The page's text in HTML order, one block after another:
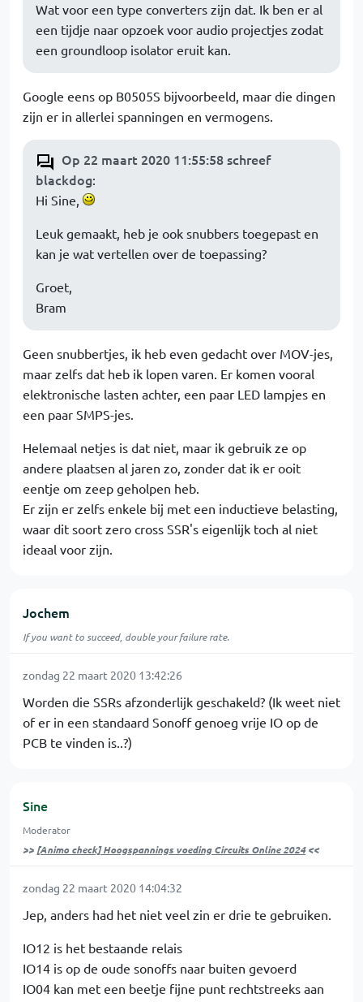
Wat voor een type converters zijn dat. Ik ben er al
een tijdje naar opzoek voor audio projectjes zodat
een groundloop isolator eruit kan.
Google eens op B0505S bijvoorbeeld, maar die dingen
zijn er in allerlei spanningen en vermogens.
Op 22 maart 2020 11:55:58 schreef
blackdog:
Hi Sine,
Leuk gemaakt, heb je ook snubbers toegepast en
kan je wat vertellen over de toepassing?
Groet,
Bram
Geen snubbertjes, ik heb even gedacht over MOV-jes,
maar zelfs dat heb ik lopen varen. Er komen vooral
elektronische lasten achter, een paar LED lampjes en
een paar SMPS-jes.
Helemaal netjes is dat niet, maar ik gebruik ze op
andere plaatsen al jaren zo, zonder dat ik er ooit
eentje om zeep geholpen heb.
Er zijn er zelfs enkele bij met een inductieve belasting,
waar dit soort zero cross SSR's eigenlijk toch al niet
ideaal voor zijn.
Jochem
If you want to succeed, double your failure rate.
zondag 22 maart 2020 13:42:26
Worden die SSRs afzonderlijk geschakeld? (Ik weet niet
of er in een standaard Sonoff genoeg vrije IO op de
PCB te vinden is..?)
Sine
Moderator
>> [Animo check] Hoogspannings voeding Circuits Online 2024<<
zondag 22 maart 2020 14:04:32
Jep, anders had het niet veel zin er drie te gebruiken.
IO12 is het bestaande relais
IO14 is op de oude sonoffs naar buiten gevoerd
IO04 kan met een beetje fijne punt rechtstreeks aan